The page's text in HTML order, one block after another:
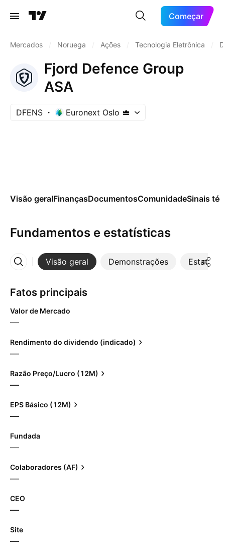
Começar
Mercados Noruega Ações Tecnologia Eletrônica
Fjord Defence Group
ASA
DFENS Euronext Oslo
Visão geralFinançasDocumentosComunidadeSinais
Fundamentos e estatísticas
Visão geral Demonstrações
Mais
Fatos principais
Valor de Mercado
—
Rendimento do dividendo (indicado)
—
Razão Preço/Lucro (12M)
—
EPS Básico (12M)
—
Fundada
—
Colaboradores (AF)
—
CEO
—
Site
—